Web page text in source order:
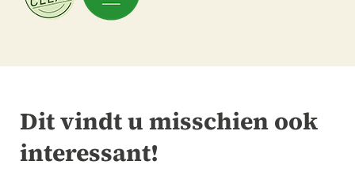
Dit vindt u misschien ook
interessant!